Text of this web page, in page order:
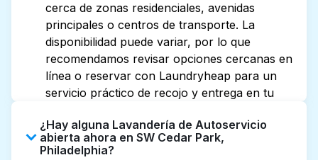
cerca de zonas residenciales, avenidas
principales o centros de transporte. La
disponibilidad puede variar, por lo que
recomendamos revisar opciones cercanas en
línea o reservar con Laundryheap para un
servicio práctico de recojo y entrega en tu
¿Hay alguna Lavandería de Autoservicio
abierta ahora en SW Cedar Park,
Philadelphia?